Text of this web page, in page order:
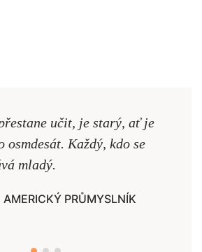
učit, je starý, ať je
osmdesát. Každý, kdo se
mladý.
AMERICKÝ PRŮMYSLNÍK